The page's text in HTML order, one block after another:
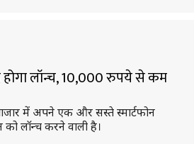
होगा लॉन्च, 10,000 रुपये से कम
में अपने एक और सस्ते स्मार्टफोन
को लॉन्च करने वाली है।